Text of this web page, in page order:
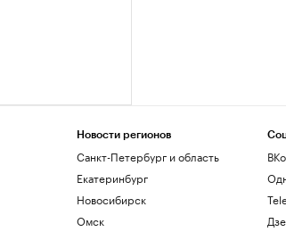
Новости регионов
Санкт-Петербург и область
Екатеринбург
Новосибирск
Омск